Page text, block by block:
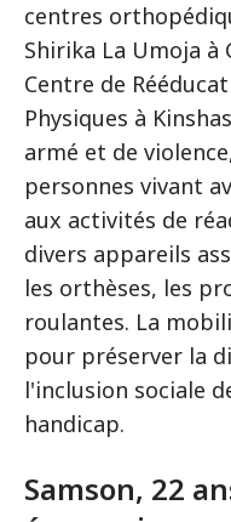
centres
Shirika La Umoja à
Centre de
Physiques à
armé et de
personnes vivant
aux activités de
divers appareils
les orthèses, les
roulantes. La
pour préserver la
l'inclusion sociale
handicap.
Samson, 22